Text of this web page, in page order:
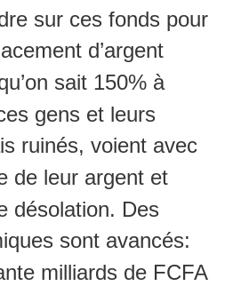
sur ces fonds pour
d’argent
sait 150% à
gens et leurs
ruinés, voient avec
de leur argent et
désolation. Des
sont avancés:
milliards de FCFA